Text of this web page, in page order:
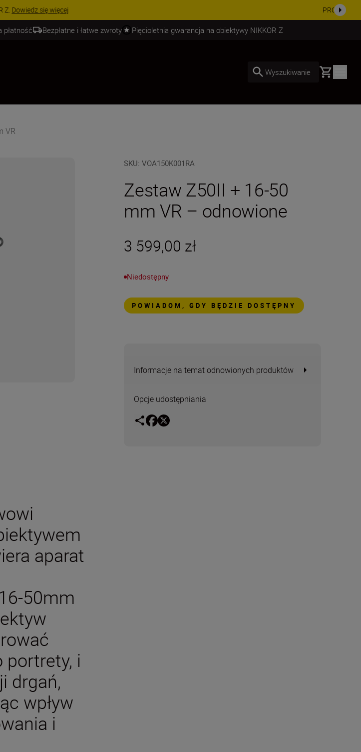
akcesoriach i skompletuj swój zestaw już dzisiaj!
płatność Bezpłatne i łatwe zwroty Pięcioletnia gwarancja na obiektywy NIKKOR Z
Wyszukiwanie Basket
VR
SKU:VOA150K001RA
Zestaw Z50II + 16-50
mm VR – odnowione
3 599,00 zł
Niedostępny
POWIADOM, GDY BĘDZIE DOSTĘPNY
Informacje na temat odnowionych produktów
Opcje udostępniania
aparat
50mm
portrety, i
drgań,
wpływ
i